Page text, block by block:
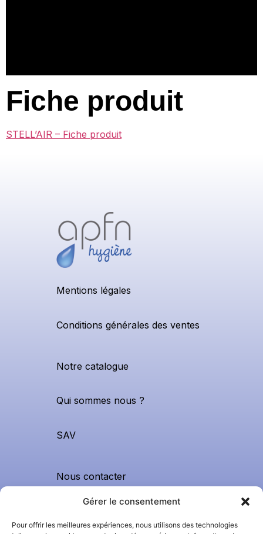
Gérer le consentement
Pour offrir les meilleures expériences, nous utilisons des technologies
Fiche produit
STELL’AIR – Fiche produit
Mentions légales
Conditions générales des ventes
Notre catalogue
Qui sommes nous ?
SAV
Nous contacter
0299420620
contact@apfnhygiene.bzh